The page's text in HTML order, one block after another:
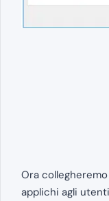
Ora
applichi agli